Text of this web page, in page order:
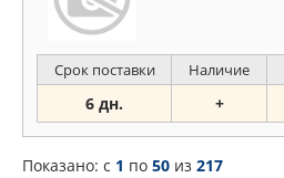
Срок поставки Наличие
6 дн. +
Показано: c 1 по 50 из 217